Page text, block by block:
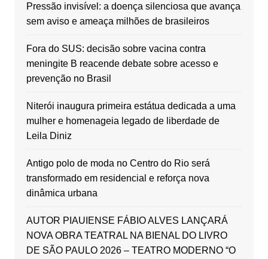
Pressão invisível: a doença silenciosa que avança
sem aviso e ameaça milhões de brasileiros
Fora do SUS: decisão sobre vacina contra
meningite B reacende debate sobre acesso e
prevenção no Brasil
Niterói inaugura primeira estátua dedicada a uma
mulher e homenageia legado de liberdade de
Leila Diniz
Antigo polo de moda no Centro do Rio será
transformado em residencial e reforça nova
dinâmica urbana
AUTOR PIAUIENSE FÁBIO ALVES LANÇARÁ
NOVA OBRA TEATRAL NA BIENAL DO LIVRO
DE SÃO PAULO 2026 – TEATRO MODERNO “O